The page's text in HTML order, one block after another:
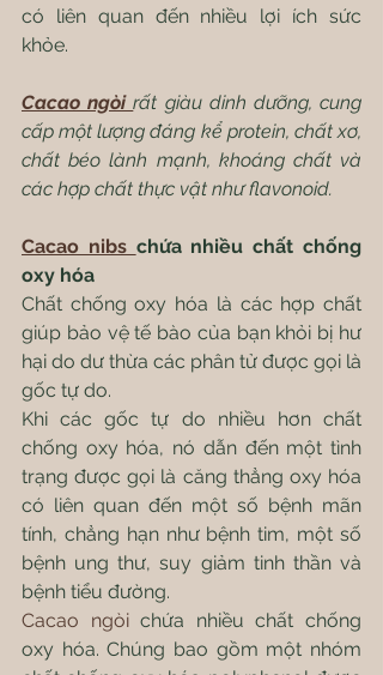
có liên quan đến nhiều lợi ích sức
khỏe.
Cacao ngòi rất giàu dinh dưỡng, cung
cấp một lượng đáng kể protein, chất xơ,
chất béo lành mạnh, khoáng chất và
các hợp chất thực vật như flavonoid.
Cacao nibs chứa nhiều chất chống
oxy hóa
Chất chống oxy hóa là các hợp chất
giúp bảo vệ tế bào của bạn khỏi bị hư
hại do dư thừa các phân tử được gọi là
gốc tự do.
Khi các gốc tự do nhiều hơn chất
chống oxy hóa, nó dẫn đến một tình
trạng được gọi là căng thẳng oxy hóa
có liên quan đến một số bệnh mãn
tính, chẳng hạn như bệnh tim, một số
bệnh ung thư, suy giảm tinh thần và
bệnh tiểu đường.
Cacao ngòi chứa nhiều chất chống
oxy hóa. Chúng bao gồm một nhóm